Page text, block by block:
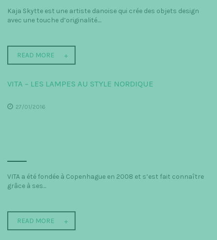
Kaja Skytte est une artiste danoise qui crée des objets design
avec une touche d’originalité....
READ MORE
VITA – LES LAMPES AU STYLE NORDIQUE
27/01/2016
VITA a été fondée à Copenhague en 2008 et s’est fait connaître
grâce à ses...
READ MORE